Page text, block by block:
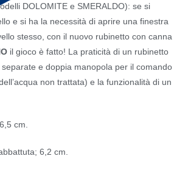
DOLOMITE e SMERALDO): se si
e si ha la necessità di aprire una finestra
stesso, con il nuovo rubinetto con canna
il gioco è fatto! La praticità di un rubinetto
e doppia manopola per il comando
non trattata) e la funzionalità di un
cm.
6,2 cm.